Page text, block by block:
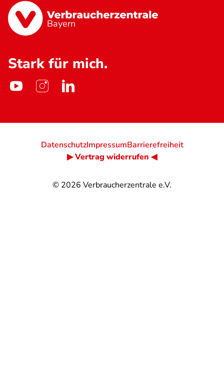
Bayern
Stark für mich.
© 2026 Verbraucherzentrale e.V.
DatenschutzImpressumBarrierefreiheit
▶ Vertrag widerrufen ◀